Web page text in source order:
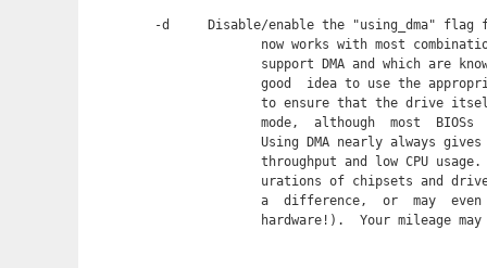
-d     Disable/enable the "using_dma"
now works with most
support DMA and which are
good  idea to use the
to ensure that the drive
mode,  although  most  BIOSs
Using DMA nearly always
throughput and low CPU
urations of chipsets and
a  difference,  or  may
hardware!).  Your mileage may